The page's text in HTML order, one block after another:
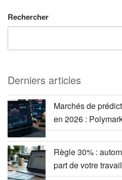
Rechercher
Derniers articles
Marchés de
en 2026 :
Règle 30% :
part de votre